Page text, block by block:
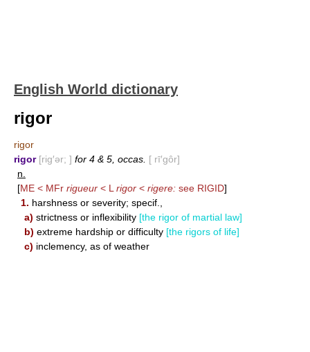
English World dictionary
rigor
rigor
rigor [rig′ər; ] for 4 & 5, occas. [ rī′gôr]
n.
[ME < MFr rigueur < L rigor < rigere: see RIGID]
1. harshness or severity; specif.,
a) strictness or inflexibility [the rigor of martial law]
b) extreme hardship or difficulty [the rigors of life]
c) inclemency, as of weather